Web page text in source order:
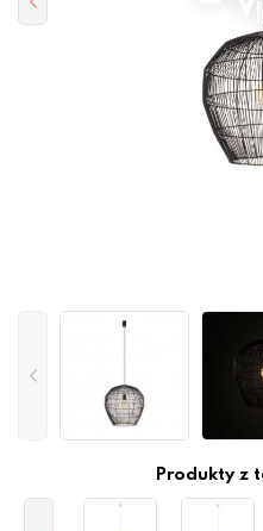
Produkty z